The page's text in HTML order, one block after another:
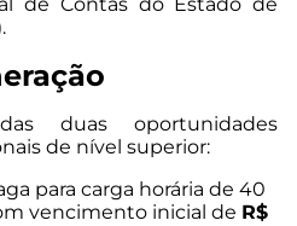
duas oportunidades
de nível superior:
para carga horária de 40
vencimento inicial de R$